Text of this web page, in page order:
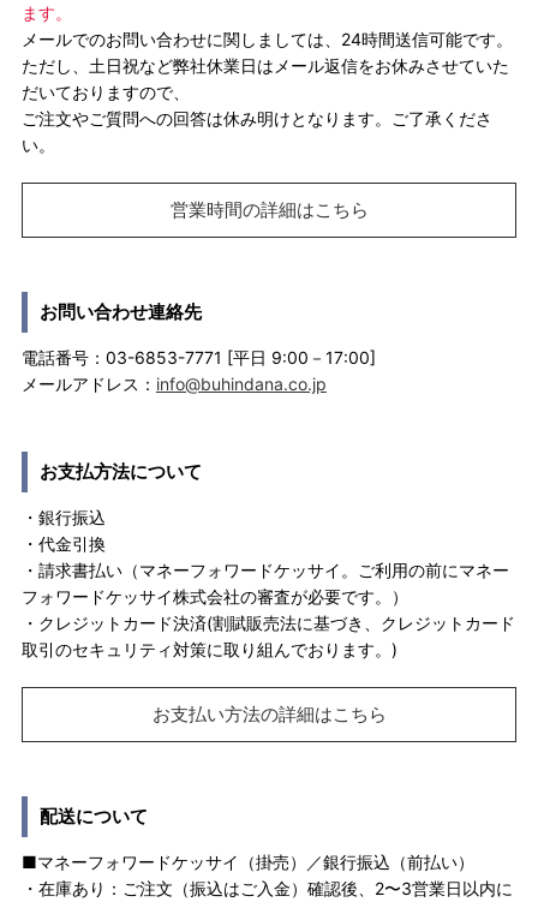
ます。
メールでのお問い合わせに関しましては、24時間送信可能です。
ただし、土日祝など弊社休業日はメール返信をお休みさせていた
だいておりますので、
ご注文やご質問への回答は休み明けとなります。ご了承くださ
い。
営業時間の詳細はこちら
お問い合わせ連絡先
電話番号：03-6853-7771 [平日 9:00－17:00]
メールアドレス： info@buhindana.co.jp
お支払方法について
・銀行振込
・代金引換
・請求書払い（マネーフォワードケッサイ。ご利用の前にマネー
フォワードケッサイ株式会社の審査が必要です。）
・クレジットカード決済(割賦販売法に基づき、クレジットカード
取引のセキュリティ対策に取り組んでおります。)
お支払い方法の詳細はこちら
配送について
■マネーフォワードケッサイ（掛売）／銀行振込（前払い）
・在庫あり：ご注文（振込はご入金）確認後、2〜3営業日以内に